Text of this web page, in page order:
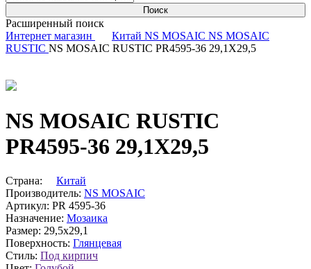
Расширенный поиск
Интернет магазин
Китай NS MOSAIC NS MOSAIC
RUSTIC NS MOSAIC RUSTIC PR4595-36 29,1X29,5
NS MOSAIC RUSTIC
PR4595-36 29,1X29,5
Страна:
Китай
Производитель: NS MOSAIC
Артикул: PR 4595-36
Назначение: Мозаика
Размер: 29,5x29,1
Поверхность: Глянцевая
Стиль: Под кирпич